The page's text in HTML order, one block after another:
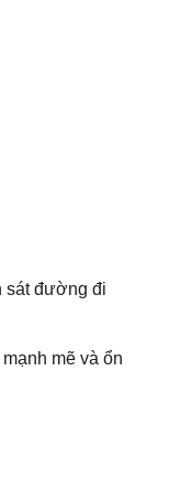
sát đường đi
mẽ và ổn